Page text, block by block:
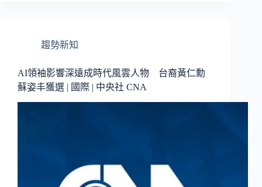
趨勢新知
AI領袖影響深遠成時代風雲人物 台裔黃仁勳
蘇姿丰獲選 | 國際 | 中央社 CNA